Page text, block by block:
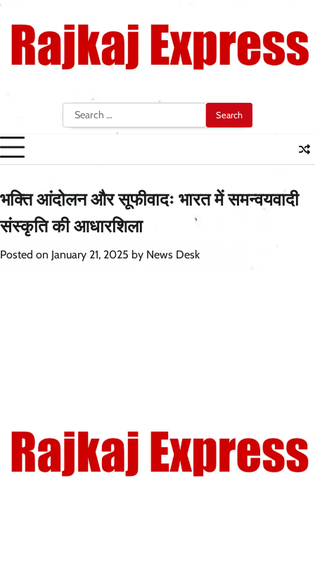
Skip
content
Search
for:
भक्ति आंदोलन और सूफीवादः भारत में समन्वयवादी
संस्कृति की आधारशिला
Posted on January 21, 2025 by News Desk